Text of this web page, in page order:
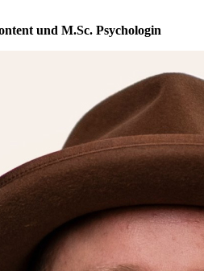
und M.Sc. Psychologin